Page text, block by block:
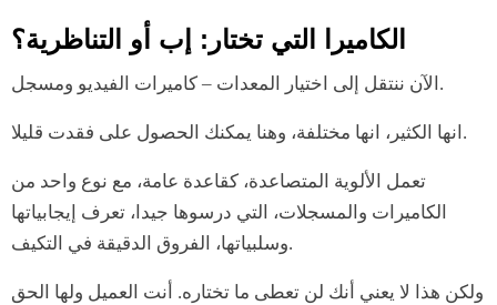
الكاميرا التي تختار: إب أو التناظرية؟
الآن ننتقل إلى اختيار المعدات – كاميرات الفيديو ومسجل.
انها الكثير، انها مختلفة، وهنا يمكنك الحصول على فقدت قليلا.
تعمل الألوية المتصاعدة، كقاعدة عامة، مع نوع واحد من
الكاميرات والمسجلات، التي درسوها جيدا، تعرف إيجابياتها
وسلبياتها، الفروق الدقيقة في التكيف.
ولكن هذا لا يعني أنك لن تعطى ما تختاره. أنت العميل ولها الحق